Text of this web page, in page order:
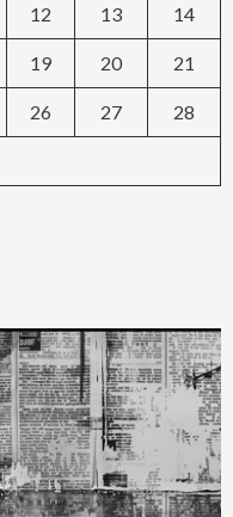
12 13 14
19 20 21
26 27 28